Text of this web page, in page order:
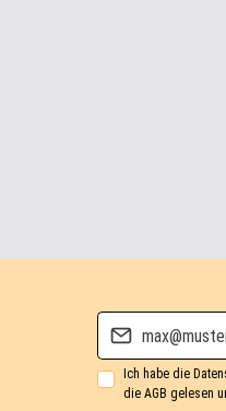
E-Mail-Adresse*
Ich habe die
dieAGB gelesen